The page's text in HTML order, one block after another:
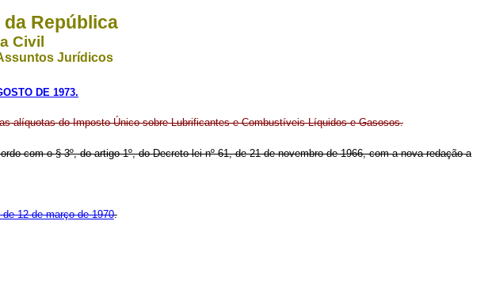
República
Civil
Jurídicos
DE 1973.
alíquotas do Imposto Único sobre Lubrificantes e Combustíveis Líquidos e Gasosos.
com o § 3º, do artigo 1º, do Decreto-lei nº 61, de 21 de novembro de 1966, com a nova redação a
12 de março de 1970.